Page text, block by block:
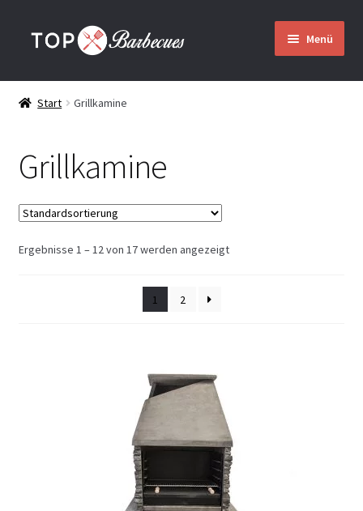
Zur
Navigation
Zum
Inhalt
Menü
Startseite
Untermenü
Start Grillkamine
Grillkamine
Ergebnisse 1 – 12 von 17 werden angezeigt
1 2